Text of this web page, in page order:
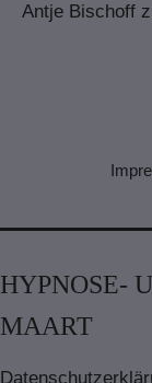
Antje Bischoff
HYPNOSE-
MAART